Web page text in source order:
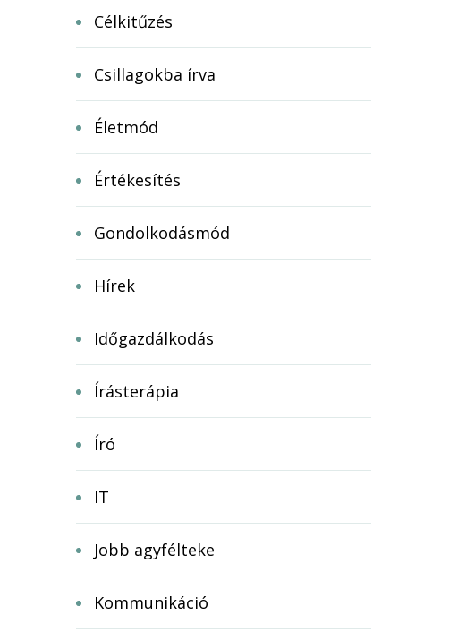
Célkitűzés
Csillagokba írva
Életmód
Értékesítés
Gondolkodásmód
Hírek
Időgazdálkodás
Írásterápia
Író
IT
Jobb agyfélteke
Kommunikáció